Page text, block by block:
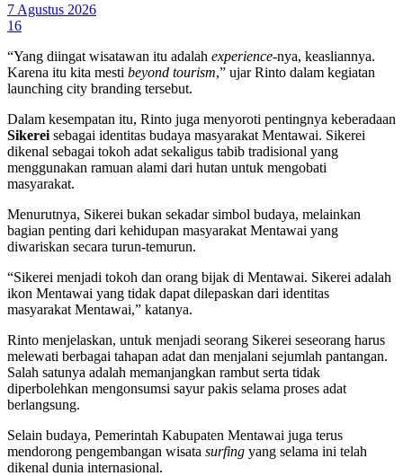
7 Agustus 2026
16
“Yang diingat wisatawan itu adalah experience-nya, keasliannya.
Karena itu kita mesti beyond tourism,” ujar Rinto dalam kegiatan
launching city branding tersebut.
Dalam kesempatan itu, Rinto juga menyoroti pentingnya keberadaan
Sikerei sebagai identitas budaya masyarakat Mentawai. Sikerei
dikenal sebagai tokoh adat sekaligus tabib tradisional yang
menggunakan ramuan alami dari hutan untuk mengobati
masyarakat.
Menurutnya, Sikerei bukan sekadar simbol budaya, melainkan
bagian penting dari kehidupan masyarakat Mentawai yang
diwariskan secara turun-temurun.
“Sikerei menjadi tokoh dan orang bijak di Mentawai. Sikerei adalah
ikon Mentawai yang tidak dapat dilepaskan dari identitas
masyarakat Mentawai,” katanya.
Rinto menjelaskan, untuk menjadi seorang Sikerei seseorang harus
melewati berbagai tahapan adat dan menjalani sejumlah pantangan.
Salah satunya adalah memanjangkan rambut serta tidak
diperbolehkan mengonsumsi sayur pakis selama proses adat
berlangsung.
Selain budaya, Pemerintah Kabupaten Mentawai juga terus
mendorong pengembangan wisata surfing yang selama ini telah
dikenal dunia internasional.